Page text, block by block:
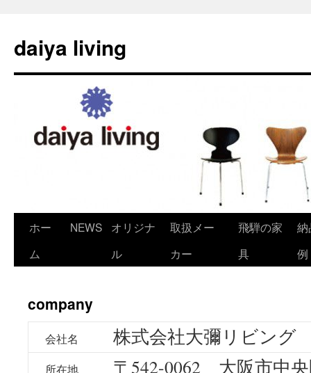
daiya living
コ
ン
ホー
ム
NEWS
オリジナ
ル
取扱メー
カー
飛騨の家
具
納
例
company
会社名 株式会社大彌リビング
所在地 〒542-0062 大阪市中